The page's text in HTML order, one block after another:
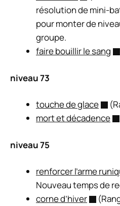
résolution de mini-
pour monter de
groupe.
faire bouillir le sang
niveau 73
touche de glace
mort et décadence
niveau 75
renforcer l’arme
Nouveau temps de
corne d’hiver